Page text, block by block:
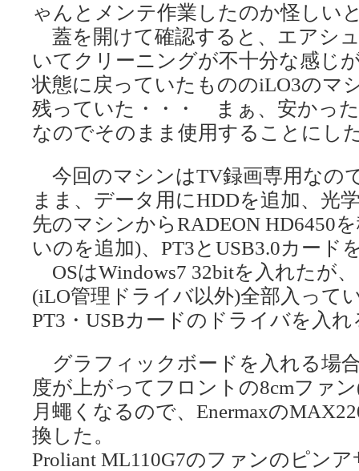
ゃんとメンテ作業したのか怪しい
蓋を開けて確認すると、エアシ
いてクリーニングが不十分な感じ
状態に戻っていたもののiLO3のマ
残っていた・・・ まぁ、安かっ
なのでそのまま使用することにし
今回のマシンはTV録画専用なの
まま、データ用にHDDを追加、光
先のマシンからRADEON HD6450
いのを追加)、PT3とUSB3.0カード
OSはWindows7 32bitを入れたが
(iLO管理ドライバ以外)全部入って
PT3・USBカードのドライバを入
グラフィックボードを入れる場
度が上がってフロントの8cmファ
月蠅くなるので、Enermaxの
換した。
Proliant ML110G7のファンのピン